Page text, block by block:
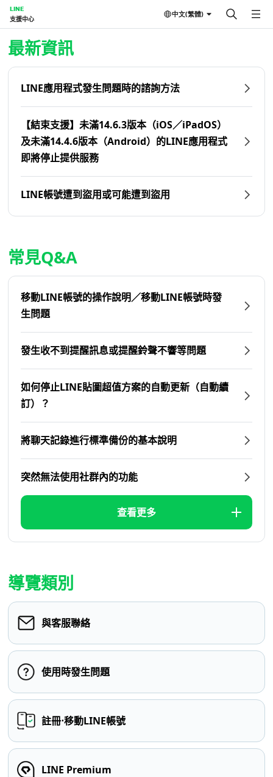
LINE
支援中心
中文(繁體)
首頁 | LINE支援中心
最新資訊
LINE應用程式發生問題時的諮詢方法
【結束支援】未滿14.6.3版本（iOS／iPadOS）
及未滿14.4.6版本（Android）的LINE應用程式
即將停止提供服務
LINE帳號遭到盜用或可能遭到盜用
常見Q&A
移動LINE帳號的操作說明／移動LINE帳號時發
生問題
發生收不到提醒訊息或提醒鈴聲不響等問題
如何停止LINE貼圖超值方案的自動更新（自動續
訂）？
將聊天記錄進行標準備份的基本說明
突然無法使用社群內的功能
查看更多
導覽類別
與客服聯絡
使用時發生問題
註冊⋅移動LINE帳號
LINE Premium